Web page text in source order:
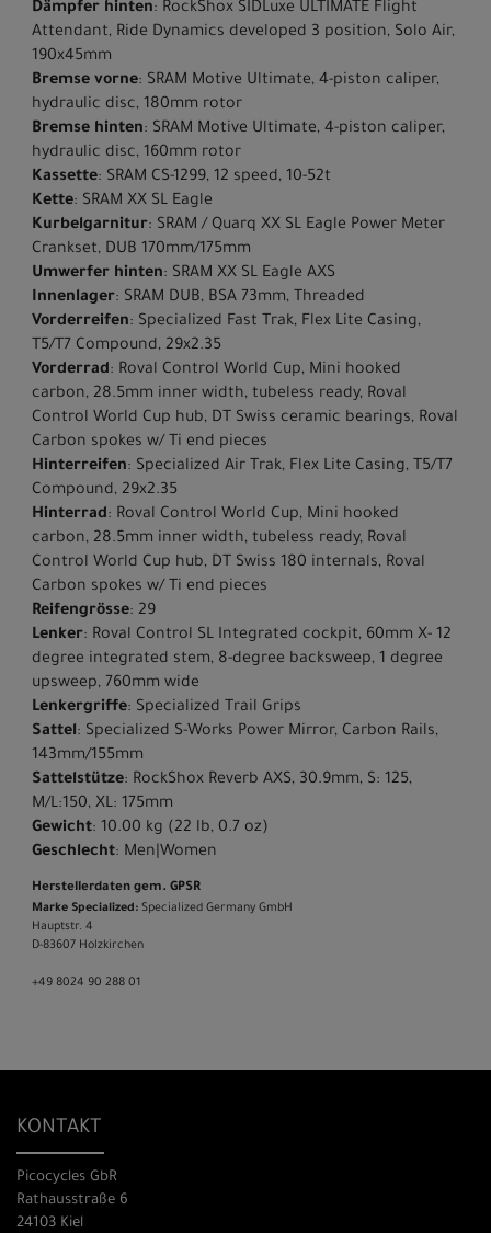
Dämpfer hinten: RockShox SIDLuxe ULTIMATE Flight
Attendant, Ride Dynamics developed 3 position, Solo Air,
190x45mm
Bremse vorne: SRAM Motive Ultimate, 4-piston caliper,
hydraulic disc, 180mm rotor
Bremse hinten: SRAM Motive Ultimate, 4-piston caliper,
hydraulic disc, 160mm rotor
Kassette: SRAM CS-1299, 12 speed, 10-52t
Kette: SRAM XX SL Eagle
Kurbelgarnitur: SRAM / Quarq XX SL Eagle Power Meter
Crankset, DUB 170mm/175mm
Umwerfer hinten: SRAM XX SL Eagle AXS
Innenlager: SRAM DUB, BSA 73mm, Threaded
Vorderreifen: Specialized Fast Trak, Flex Lite Casing,
T5/T7 Compound, 29x2.35
Vorderrad: Roval Control World Cup, Mini hooked
carbon, 28.5mm inner width, tubeless ready, Roval
Control World Cup hub, DT Swiss ceramic bearings, Roval
Carbon spokes w/ Ti end pieces
Hinterreifen: Specialized Air Trak, Flex Lite Casing, T5/T7
Compound, 29x2.35
Hinterrad: Roval Control World Cup, Mini hooked
carbon, 28.5mm inner width, tubeless ready, Roval
Control World Cup hub, DT Swiss 180 internals, Roval
Carbon spokes w/ Ti end pieces
Reifengrösse: 29
Lenker: Roval Control SL Integrated cockpit, 60mm X- 12
degree integrated stem, 8-degree backsweep, 1 degree
upsweep, 760mm wide
Lenkergriffe: Specialized Trail Grips
Sattel: Specialized S-Works Power Mirror, Carbon Rails,
143mm/155mm
Sattelstütze: RockShox Reverb AXS, 30.9mm, S: 125,
M/L:150, XL: 175mm
Gewicht: 10.00 kg (22 lb, 0.7 oz)
Geschlecht: Men|Women
Herstellerdaten gem. GPSR
Marke Specialized: Specialized Germany GmbH
Hauptstr. 4
D-83607 Holzkirchen
+49 8024 90 288 01
KONTAKT
Picocycles GbR
Rathausstraße 6
24103 Kiel